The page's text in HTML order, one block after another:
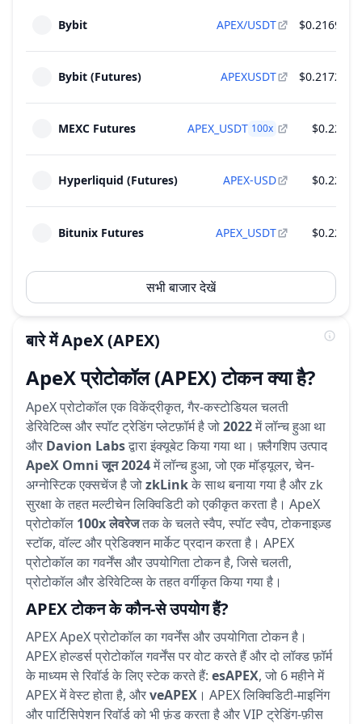
Bybit APEX/USDT $0.2169
Bybit (Futures) APEXUSDT $0.2172
MEXC Futures APEX_USDT 100x $0.22
Hyperliquid (Futures) APEX-USD $0.22
Bitunix Futures APEX_USDT $0.22
सभी बाजार देखें
बारे मेंApeX(APEX)
ApeX प्रोटोकॉल (APEX) टोकन क्या है?
ApeX प्रोटोकॉल एक विकेंद्रीकृत, गैर-कस्टोडियल चलती
डेरिवेटिव्स और स्पॉट ट्रेडिंग प्लेटफ़ॉर्म है जो2022में लॉन्च हुआ था
और Davion Labsद्वारा इंक्यूबेट किया गया था। फ़्लैगशिप उत्पाद
ApeX Omni जून 2024में लॉन्च हुआ, जो एक मॉड्यूलर, चेन-
अग्नोस्टिक एक्सचेंज है जोzkLinkके साथ बनाया गया है और zk
सुरक्षा के तहत मल्टीचेन लिक्विडिटी को एकीकृत करता है। ApeX
प्रोटोकॉल 100x लेवरेजतक के चलते स्वैप, स्पॉट स्वैप, टोकनाइज़्ड
स्टॉक, वॉल्ट और प्रेडिक्शन मार्केट प्रदान करता है। APEX
प्रोटोकॉल का गवर्नेंस और उपयोगिता टोकन है, जिसे चलती,
प्रोटोकॉल और डेरिवेटिव्स के तहत वर्गीकृत किया गया है।
APEX टोकन के कौन-से उपयोग हैं?
APEX ApeX प्रोटोकॉल का गवर्नेंस और उपयोगिता टोकन है।
APEX होल्डर्स प्रोटोकॉल गवर्नेंस पर वोट करते हैं और दो लॉक्ड फ़ॉर्म
के माध्यम से रिवॉर्ड के लिए स्टेक करते हैं: esAPEX, जो 6 महीने में
APEX में वेस्ट होता है, औरveAPEX । APEX लिक्विडिटी-माइनिंग
और पार्टिसिपेशन रिवॉर्ड को भी फ़ंड करता है और VIP ट्रेडिंग-फ़ीस